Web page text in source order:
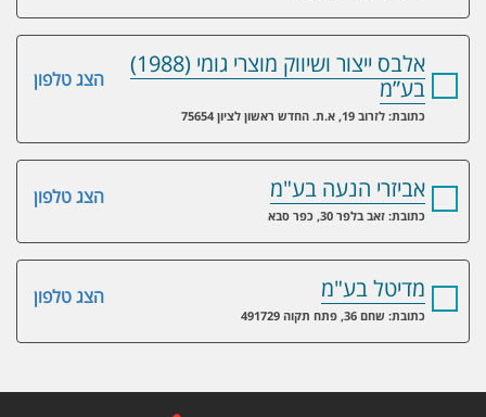
הצג טלפון
אלבס ייצור ושיווק מוצרי גומי (1988)
בע”מ
כתובת: לזרוב 19, א.ת. החדש ראשון לציון 75654
הצג טלפון אביזרי הנעה בע"מ
כתובת: זאב בלפר 30, כפר סבא
הצג טלפון מדיטל בע"מ
כתובת: שחם 36, פתח תקוה 491729